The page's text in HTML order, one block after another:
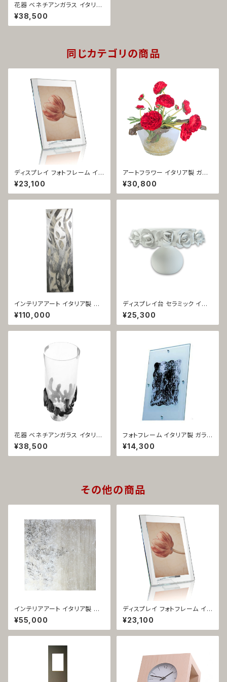
花器 ベネチアンガラス イタリア
製 ホワイト シャンパングラス型
シャンパーニュ 1266
¥38,500
同じカテゴリの商品
ディスプレイ フォトフレーム イタ
リア製 ガラス ブリーズ 1370
¥23,100
アートフラワー イタリア製 ガラ
ス花器 イゼーオ 1355
¥30,800
インテリアアート イタリア製 キ
ャンバス フロンダ 1348
¥110,000
ディスプレイ台 セラミック イタリ
ア製 ローズ 店舗展示向け 128
7
¥25,300
花器 ベネチアンガラス イタリア
製 ブラック＆クリア シャンパン
グラス型 シャンパーニュ 1267
¥38,500
フォトフレーム イタリア製 ガラス
トニー 1137
¥14,300
その他の商品
インテリアアート イタリア製 木
製 ビギン 1354
¥55,000
ディスプレイ フォトフレーム イタ
リア製 ガラス ブリーズ 1370
¥23,100